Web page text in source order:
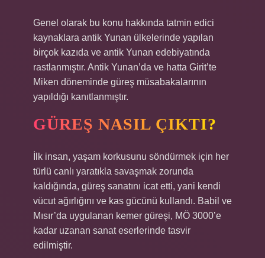
Genel olarak bu konu hakkında tatmin edici
kaynaklara antik Yunan ülkelerinde yapılan
birçok kazıda ve antik Yunan edebiyatında
rastlanmıştır. Antik Yunan’da ve hatta Girit’te
Miken döneminde güreş müsabakalarının
yapıldığı kanıtlanmıştır.
GÜREŞ NASIL ÇIKTI?
İlk insan, yaşam korkusunu söndürmek için her
türlü canlı yaratıkla savaşmak zorunda
kaldığında, güreş sanatını icat etti, yani kendi
vücut ağırlığını ve kas gücünü kullandı. Babil ve
Mısır’da uygulanan kemer güreşi, MÖ 3000’e
kadar uzanan sanat eserlerinde tasvir
edilmiştir.